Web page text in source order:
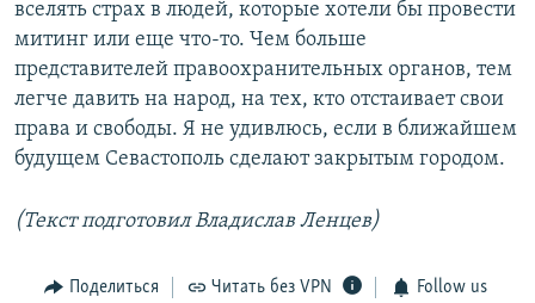
вселять страх в людей, которые хотели бы провести
митинг или еще что-то. Чем больше
представителей правоохранительных органов, тем
легче давить на народ, на тех, кто отстаивает свои
права и свободы. Я не удивлюсь, если в ближайшем
будущем Севастополь сделают закрытым городом.
(Текст подготовил Владислав Ленцев)
Поделиться Читать без VPN Follow us